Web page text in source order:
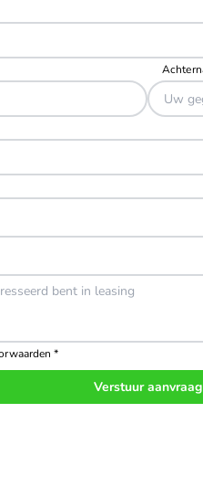
Verstuur aanvraag